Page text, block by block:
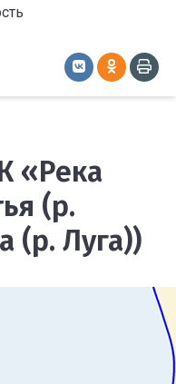
«Река
(р.
(р. Луга))